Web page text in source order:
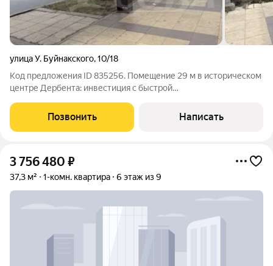
улица У. Буйнакского,10/18
Код предложения ID 835256. Помещение 29 м в историческом
центре Дербента: инвестиция с быстрой
развитой инфраструктурой: рядом школы, кафе, рестораны,
парки, железнодорожный вокзал и рынки.
Позвонить Написать
3 756 480 ₽
37,3 м² 1-комн. квартира 6 этаж из 9